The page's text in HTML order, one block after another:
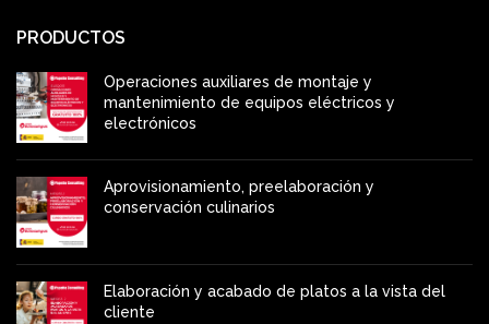
PRODUCTOS
Operaciones auxiliares de montaje y
mantenimiento de equipos eléctricos y
electrónicos
Aprovisionamiento, preelaboración y
conservación culinarios
Elaboración y acabado de platos a la vista del
cliente